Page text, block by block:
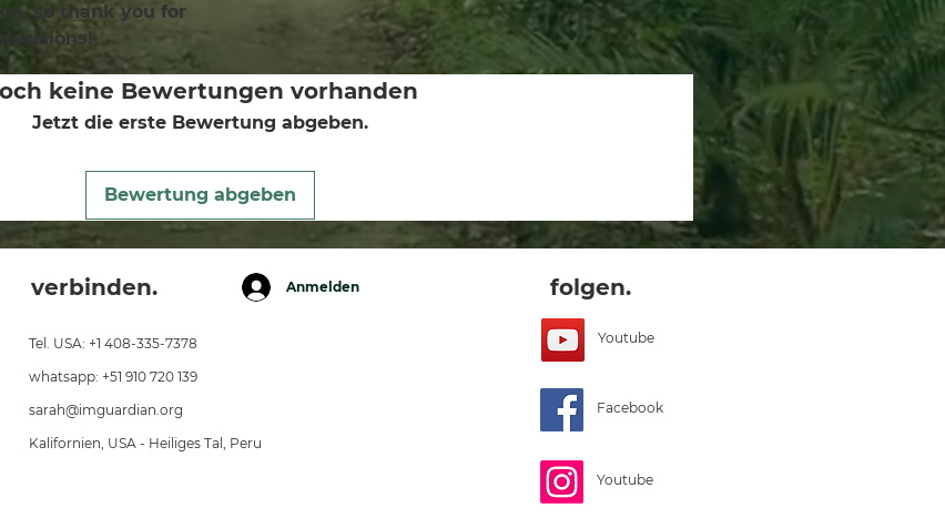
so thank you for
keine Bewertungen vorhanden
Jetzt die erste Bewertung abgeben.
Bewertung abgeben
verbinden. Anmelden
Tel. USA: +1 408-335-7378
whatsapp: +51 910 720 139
sarah@imguardian.org
Kalifornien, USA - Heiliges Tal, Peru
folgen.
Youtube
Facebook
Youtube